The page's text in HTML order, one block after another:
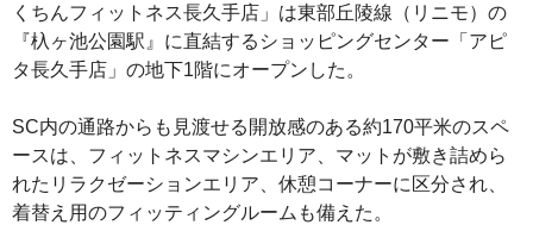
くちんフィットネス長久手店」は東部丘陵線（リニモ）の
『杁ヶ池公園駅』に直結するショッピングセンター「アピ
タ長久手店」の地下1階にオープンした。
SC内の通路からも見渡せる開放感のある約170平米のスペ
ースは、フィットネスマシンエリア、マットが敷き詰めら
れたリラクゼーションエリア、休憩コーナーに区分され、
着替え用のフィッティングルームも備えた。